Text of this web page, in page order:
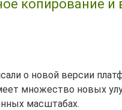
копирование и
о новой версии
множество новых
масштабах.